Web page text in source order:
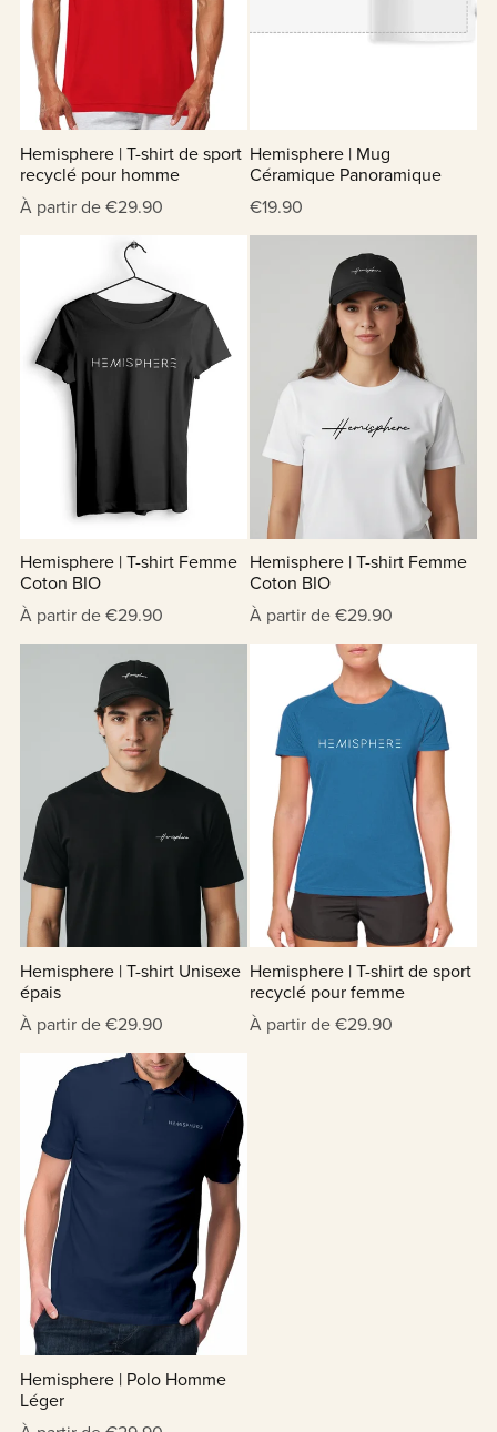
Hemisphere | T-shirt de sport
recyclé pour homme
À partir de €29.90
Hemisphere | Mug
Céramique Panoramique
€19.90
Hemisphere | T-shirt Femme
Coton BIO
À partir de €29.90
Hemisphere | T-shirt Femme
Coton BIO
À partir de €29.90
Hemisphere | T-shirt Unisexe
épais
À partir de €29.90
Hemisphere | T-shirt de sport
recyclé pour femme
À partir de €29.90
Hemisphere | Polo Homme
Léger